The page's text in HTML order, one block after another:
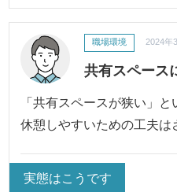
共有スペース
職場環境 2024年
「共有スペースが狭い」
休憩しやすいための工夫は
実態はこうです